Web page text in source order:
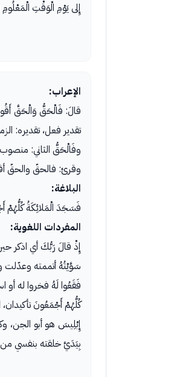
إِلى يَوْمِ الْوَقْتِ الْمَعْلُومِ (٨١) قالَ فَبِعِزَّتِكَ لَأُغْوِيَنَّهُمْ أَجْمَعِينَ (٨٢) إِلاَّ عِبادَكَ مِنْهُمُ الْمُخْلَصِينَ (٨٣) قالَ فَالْحَقُّ وَالْحَقَّ أَقُولُ (٨٤) لَأَمْلَأَنَّ جَهَنَّمَ مِنْكَ وَمِمَّنْ تَبِعَكَ مِنْهُمْ
الإعراب:
قالَ: فَالْحَقُّ وَالْحَقَّ
تقدير فعل، تقديره:
وفَالْحَقُّ الثاني:
وقرئ: فالحقّ والحقّ
البلاغة:
فَسَجَدَ الْمَلائِكَةُ كُلُّهُمْ
المفردات اللغوية:
إِذْ قالَ رَبُّكَ أي اذكر
سَوَّيْتُهُ أتممته وعدّلت
فَقَعُوا لَهُ فخروا له أو
كُلُّهُمْ أَجْمَعُونَ تأكيدان،
إِبْلِيسَ هو أبو الجن،
بِيَدَيَّ خلقته بنفسي من